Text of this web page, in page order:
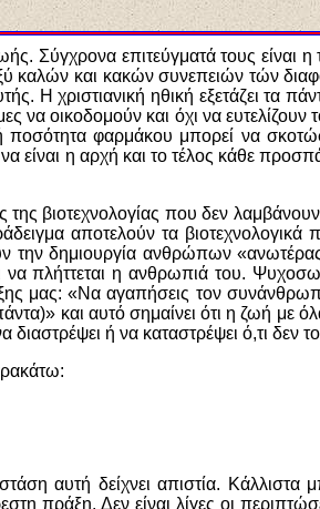
Σύγχρονα επιτεύγματά τους είναι
καλών και κακών συνεπειών τών
Η χριστιανική ηθική εξετάζει τα
να οικοδομούν και όχι να
φαρμάκου μπορεί να
η αρχή και το τέλος κάθε
της βιοτεχνολογίας που δεν
αποτελούν τα βιοτεχνολογικά
την δημιουργία ανθρώπων
να πλήττεται η ανθρωπιά του.
μας: «Να αγαπήσεις τον
και αυτό σημαίνει ότι η ζωή με
ή να καταστρέψει ό,τι δεν
αυτή δείχνει απιστία. Κάλλιστα
πράξη. Δεν είναι λίγες οι